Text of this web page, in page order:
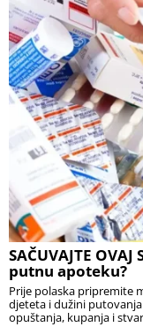
SAČUVAJTE
putnu apoteku?
Prije polaska pripremite
djeteta i dužini
opuštanja, kupanja i